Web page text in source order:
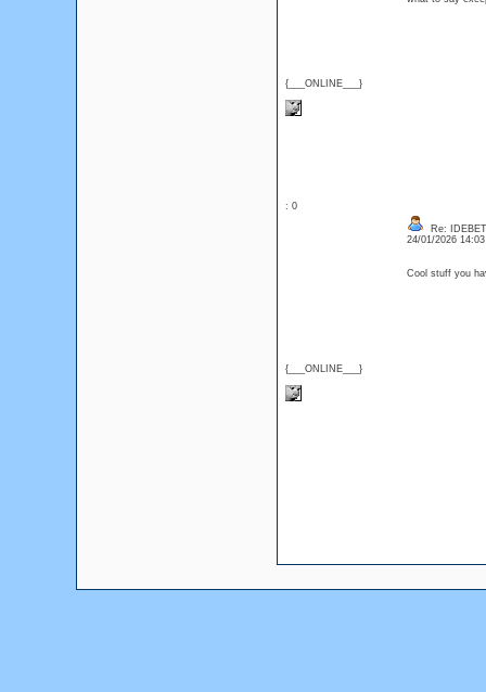
{___ONLINE___}
: 0
{___ONLINE___}
Re: IDEBET
24/01/2026
Cool stuff you